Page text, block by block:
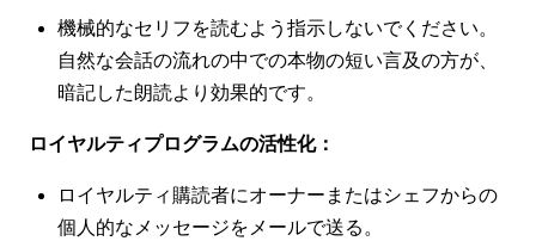
機械的なセリフを読むよう指示しないでください。
自然な会話の流れの中での本物の短い言及の方が、
暗記した朗読より効果的です。
ロイヤルティプログラムの活性化：
ロイヤルティ購読者にオーナーまたはシェフからの
個人的なメッセージをメールで送る。